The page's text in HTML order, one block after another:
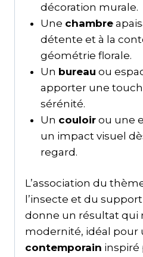
décoration murale.
Une chambre
détente et à la
géométrie florale.
Un bureau ou
apporter une
sérénité.
Un couloirou une
un impact visuel
regard.
L’association du
l’insecte et du
donne un résultat qui
modernité, idéal pour
contemporain inspiré